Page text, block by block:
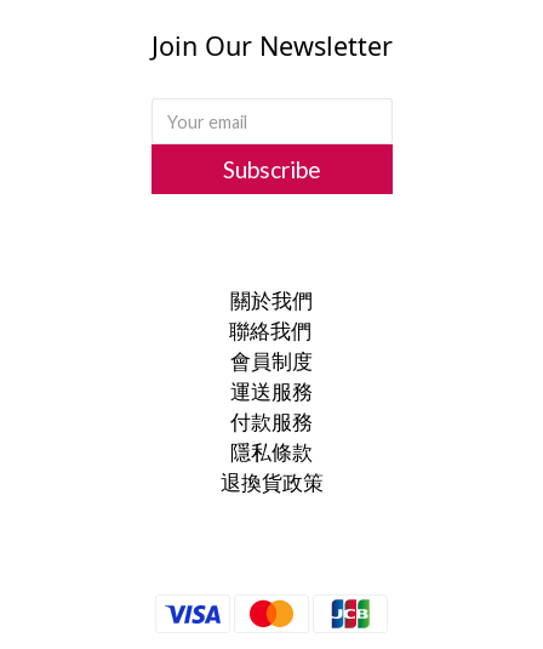
Join Our Newsletter
Subscribe
關於我們
聯絡我們
會員制度
運送服務
付款服務
隱私條款
退換貨政策